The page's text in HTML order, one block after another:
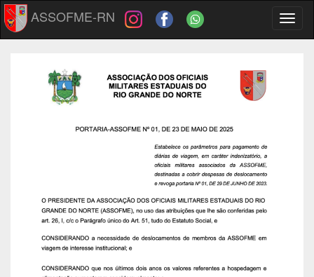
ASSOFME-RN